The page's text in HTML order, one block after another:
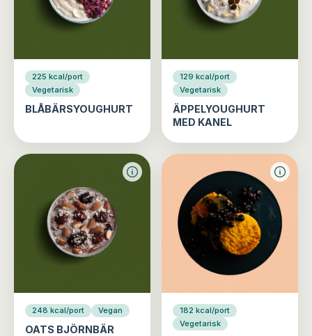
225 kcal/port
Vegetarisk
BLÅBÄRSYOUGHURT
129 kcal/port
Vegetarisk
ÄPPELYOUGHURT
MED KANEL
248 kcal/port Vegan
OATS BJÖRNBÄR
182 kcal/port
Vegetarisk